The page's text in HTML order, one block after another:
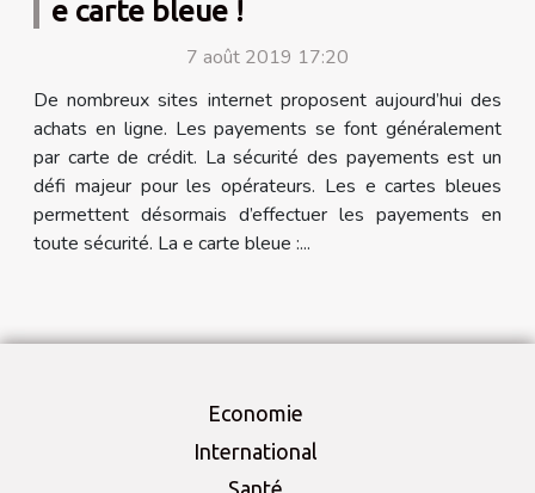
e carte bleue !
7 août 2019 17:20
De nombreux sites internet proposent aujourd’hui des
achats en ligne. Les payements se font généralement
par carte de crédit. La sécurité des payements est un
défi majeur pour les opérateurs. Les e cartes bleues
permettent désormais d’effectuer les payements en
toute sécurité. La e carte bleue :...
Economie
International
Santé